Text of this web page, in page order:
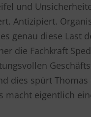
und
Antizipiert.
genau diese Last
die Fachkraft
dies spürt
macht eigentlich